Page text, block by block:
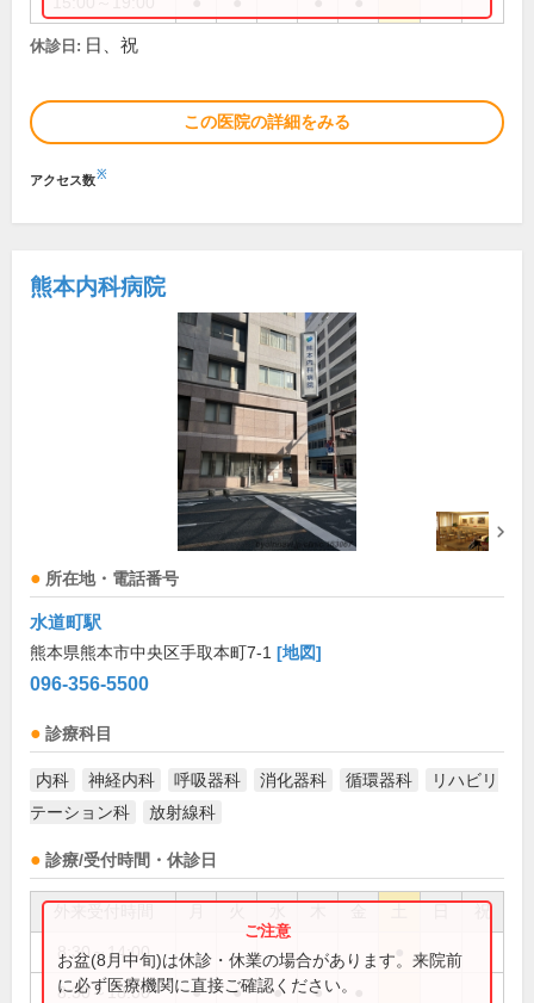
休診日: 日、祝
この医院の詳細をみる
アクセス数※
熊本内科病院
所在地・電話番号
水道町駅
熊本県熊本市中央区手取本町7-1 [地図]
096-356-5500
診療科目
内科 神経内科 呼吸器科 消化器科 循環器科
リハビリ
テーション科
放射線科
診療/受付時間・休診日
祝
8:30～14:00
8:30～18:00 ● ● ● ●
お盆(8月中旬)は休診・休業の場合があります。来院前
に必ず医療機関に直接ご確認ください。